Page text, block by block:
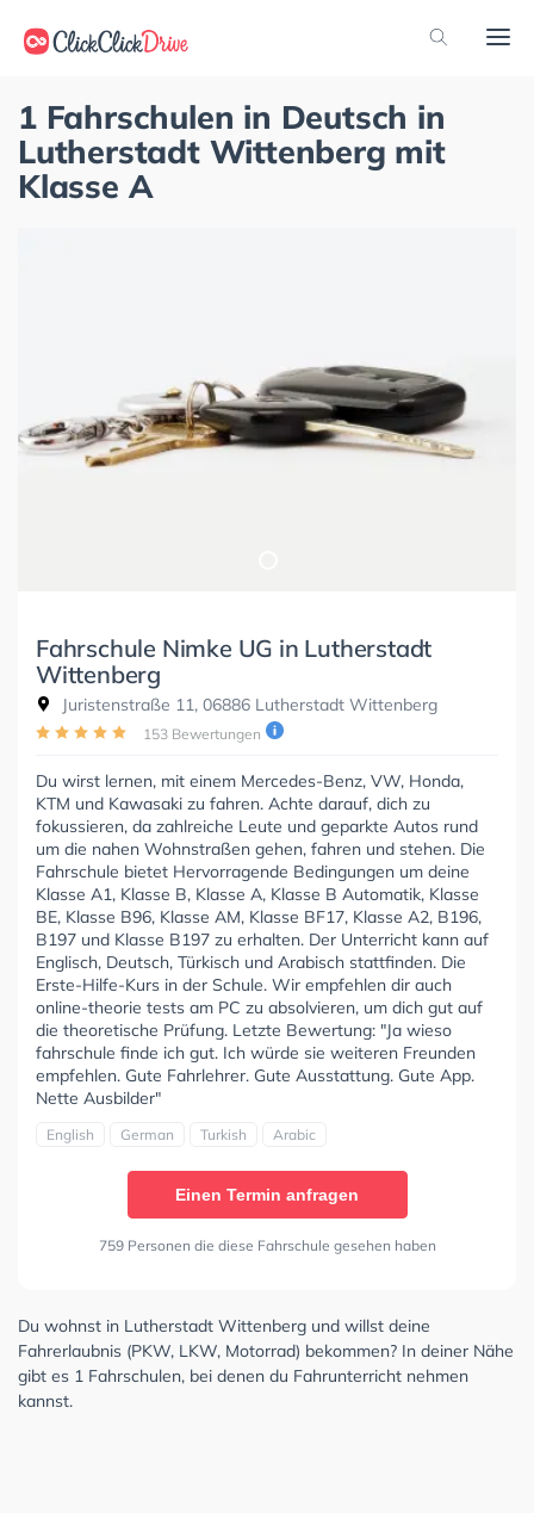
1 Fahrschulen in Deutsch in
Lutherstadt Wittenberg mit
Klasse A
Fahrschule Nimke UG in Lutherstadt
Wittenberg
Juristenstraße 11, 06886 Lutherstadt Wittenberg
153 Bewertungen
Du wirst lernen, mit einem Mercedes-Benz, VW, Honda,
KTM und Kawasaki zu fahren. Achte darauf, dich zu
fokussieren, da zahlreiche Leute und geparkte Autos rund
um die nahen Wohnstraßen gehen, fahren und stehen. Die
Fahrschule bietet Hervorragende Bedingungen um deine
Klasse A1, Klasse B, Klasse A, Klasse B Automatik, Klasse
BE, Klasse B96, Klasse AM, Klasse BF17, Klasse A2, B196,
B197 und Klasse B197 zu erhalten. Der Unterricht kann auf
Englisch, Deutsch, Türkisch und Arabisch stattfinden. Die
Erste-Hilfe-Kurs in der Schule. Wir empfehlen dir auch
online-theorie tests am PC zu absolvieren, um dich gut auf
die theoretische Prüfung. Letzte Bewertung: "Ja wieso
fahrschule finde ich gut. Ich würde sie weiteren Freunden
empfehlen. Gute Fahrlehrer. Gute Ausstattung. Gute App.
Nette Ausbilder"
English German Turkish Arabic
Einen Termin anfragen
759 Personen die diese Fahrschule gesehen haben
Du wohnst in Lutherstadt Wittenberg und willst deine
Fahrerlaubnis (PKW, LKW, Motorrad) bekommen? In deiner Nähe
gibt es 1 Fahrschulen, bei denen du Fahrunterricht nehmen
kannst.